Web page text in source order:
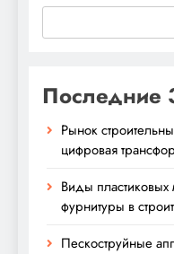
Последние
Рынок
цифровая
Виды
фурнитуры в
Пескоструйные